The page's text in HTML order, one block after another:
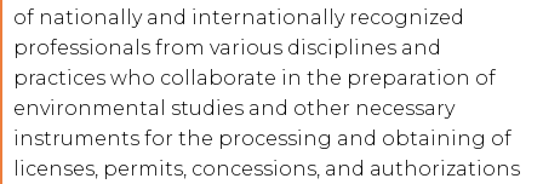
of nationally and internationally recognized
professionals from various disciplines and
practices who collaborate in the preparation of
environmental studies and other necessary
instruments for the processing and obtaining of
licenses, permits, concessions, and authorizations